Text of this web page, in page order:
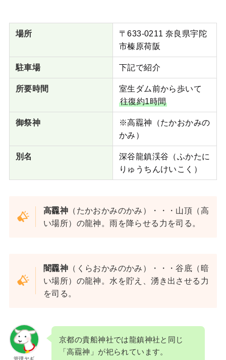
場所
〒633-0211 奈良県宇陀
市榛原荷阪
駐車場 下記で紹介
所要時間
室生ダム前から歩いて
往復約1時間
御祭神
※高龗神（たかおかみの
かみ）
別名
深谷龍鎮渓谷（ふかたに
りゅうちんけいこく）
高龗神 （たかおかみのかみ）・・・山頂（高
い場所）の龍神。雨を降らせる力を司る。
闇龗神 （くらおかみのかみ）・・・谷底（暗
い場所）の龍神。水を貯え、湧き出させる力
を司る。
管理ヤギ
京都の貴船神社では龍鎮神社と同じ
「高龗神」が祀られています。